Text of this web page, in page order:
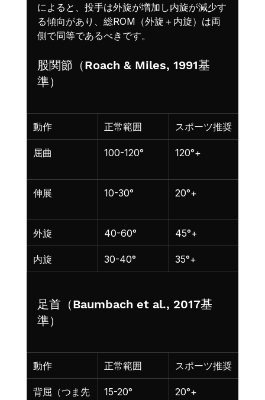
によると、投手は外旋が増加し内旋が減少す
る傾向があり、総ROM（外旋＋内旋）は両
側で同等であるべきです。
股関節（Roach & Miles, 1991基
準）
動作 正常範囲 スポーツ推奨
屈曲 100-120° 120°+
伸展 10-30° 20°+
外旋 40-60° 45°+
内旋 30-40° 35°+
足首（Baumbach et al., 2017基
準）
動作 正常範囲 スポーツ推奨
背屈（つま先
15-20° 20°+